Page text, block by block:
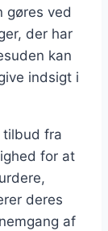
gøres ved
der har
kan
indsigt i
tilbud fra
for at
deres
af